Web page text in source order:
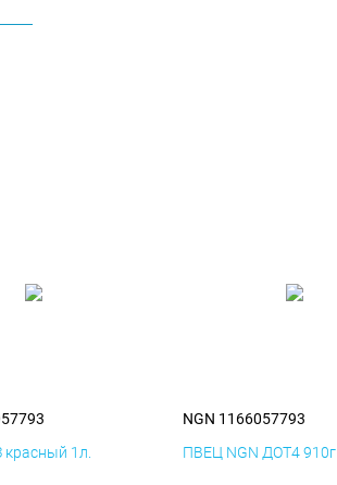
1л.
NGN 1166057793
ПВЕЦ NGN ДОТ4 910г